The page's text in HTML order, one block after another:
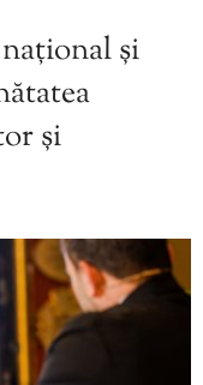
și
și